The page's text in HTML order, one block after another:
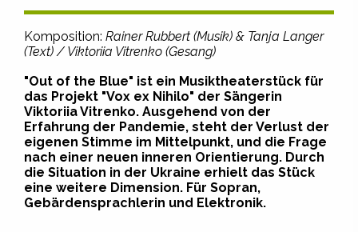
Komposition: Rainer Rubbert (Musik) & Tanja Langer
(Text) / Viktoriia Vitrenko (Gesang)
"Out of the Blue" ist ein Musiktheaterstück für
das Projekt "Vox ex Nihilo" der Sängerin
Viktoriia Vitrenko. Ausgehend von der
Erfahrung der Pandemie, steht der Verlust der
eigenen Stimme im Mittelpunkt, und die Frage
nach einer neuen inneren Orientierung. Durch
die Situation in der Ukraine erhielt das Stück
eine weitere Dimension. Für Sopran,
Gebärdensprachlerin und Elektronik.